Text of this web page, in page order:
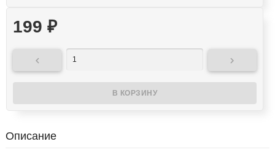
199 ₽
 
Описание